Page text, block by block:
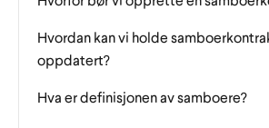
Hvordan kan vi holde
oppdatert?
Hva er definisjonen av samboere?